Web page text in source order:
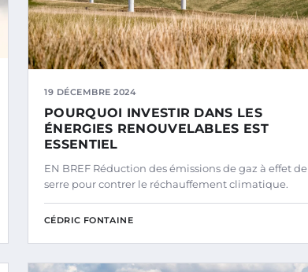
19 DÉCEMBRE 2024
POURQUOI INVESTIR DANS LES
ÉNERGIES RENOUVELABLES EST
ESSENTIEL
EN BREF Réduction des émissions de gaz à effet de
serre pour contrer le réchauffement climatique.
CÉDRIC FONTAINE